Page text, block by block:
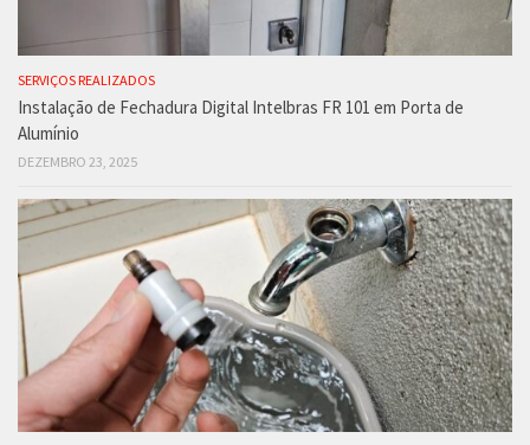
SERVIÇOS REALIZADOS
Instalação de Fechadura Digital Intelbras FR 101 em Porta de
Alumínio
DEZEMBRO 23, 2025